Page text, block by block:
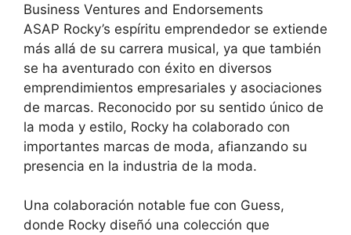
Business Ventures and Endorsements
ASAP Rocky’s espíritu emprendedor se extiende
más allá de su carrera musical, ya que también
se ha aventurado con éxito en diversos
emprendimientos empresariales y asociaciones
de marcas. Reconocido por su sentido único de
la moda y estilo, Rocky ha colaborado con
importantes marcas de moda, afianzando su
presencia en la industria de la moda.
Una colaboración notable fue con Guess,
donde Rocky diseñó una colección que